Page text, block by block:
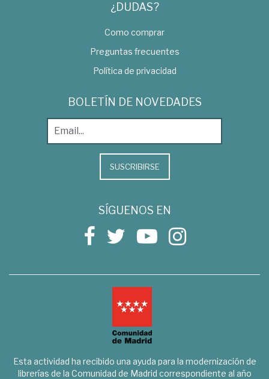
¿DUDAS?
Como comprar
Preguntas frecuentes
Política de privacidad
BOLETÍN DE NOVEDADES
SUSCRIBIRSE
SÍGUENOS EN
Esta actividad ha recibido una ayuda para la modernización de
librerías de la Comunidad de Madrid correspondiente al año